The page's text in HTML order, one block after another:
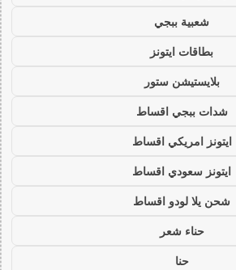
شعبية ببجي
بطاقات ايتونز
بلايستيشن ستور
شدات ببجي اقساط
ايتونز امريكي اقساط
ايتونز سعودي اقساط
شحن يلا لودو اقساط
حناء شعر
حنا